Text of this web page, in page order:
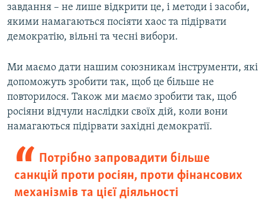
завдання – не лише відкрити це, і методи і засоби,
якими намагаються посіяти хаос та підірвати
демократію, вільні та чесні вибори.
Ми маємо дати нашим союзникам інструменти, які
допоможуть зробити так, щоб це більше не
повторилося. Також ми маємо зробити так, щоб
росіяни відчули наслідки своїх дій, коли вони
намагаються підірвати західні демократії.
Потрібно запровадити більше
санкцій проти росіян, проти фінансових
механізмів та цієї діяльності